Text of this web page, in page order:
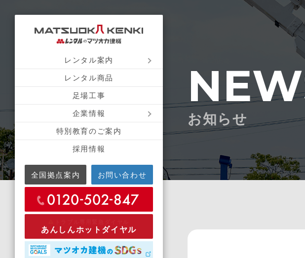
レンタル案内
レンタル商品
足場工事
企業情報
特別教育のご案内
採用情報
全国拠点案内 お問い合わせ
あんしんホットダイヤル
お知らせ